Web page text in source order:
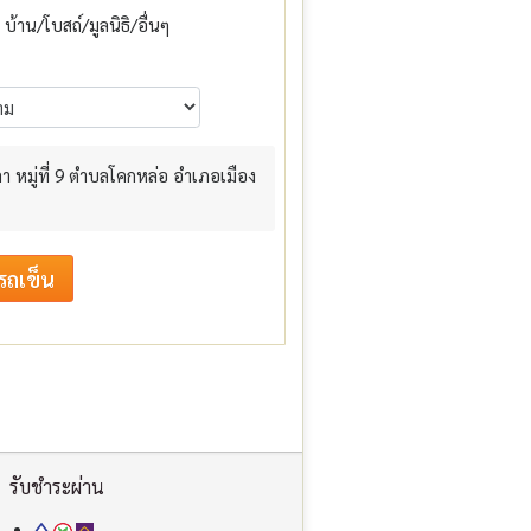
บ้าน/โบสถ์/มูลนิธิ/อื่นๆ
หมู่ที่ 9 ตำบลโคกหล่อ อำเภอเมือง
รับชำระผ่าน